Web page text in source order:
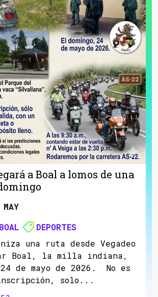
a Boal a lomos de una
BOAL
DEPORTES
una ruta desde Vegadeo
Boal, la milla indiana,
de mayo de 2026. No es
solo...